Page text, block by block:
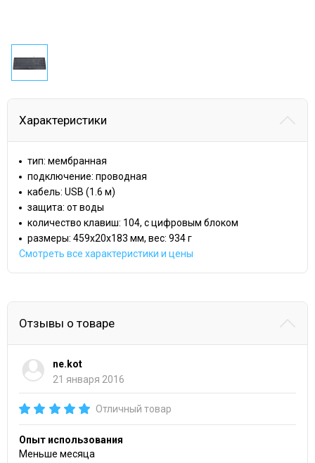
Характеристики
тип: мембранная
подключение: проводная
кабель: USB (1.6 м)
защита: от воды
количество клавиш: 104, с цифровым блоком
размеры: 459x20x183 мм, вес: 934 г
Смотреть все характеристики и цены
Отзывы о товаре
ne.kot
21 января 2016
Отличный товар
Опыт использования
Меньше месяца